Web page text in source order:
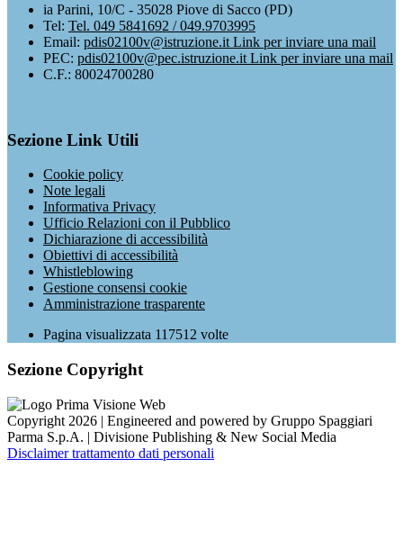
ia Parini, 10/C - 35028 Piove di Sacco (PD)
Tel: Tel. 049 5841692 / 049.9703995
Email: pdis02100v@istruzione.it Link per inviare una mail
PEC: pdis02100v@pec.istruzione.it Link per inviare una mail
C.F.: 80024700280
Sezione Link Utili
Cookie policy
Note legali
Informativa Privacy
Ufficio Relazioni con il Pubblico
Dichiarazione di accessibilità
Obiettivi di accessibilità
Whistleblowing
Gestione consensi cookie
Amministrazione trasparente
Pagina visualizzata 117512 volte
Sezione Copyright
Copyright 2026 | Engineered and powered by Gruppo Spaggiari
Parma S.p.A. | Divisione Publishing & New Social Media
Disclaimer trattamento dati personali